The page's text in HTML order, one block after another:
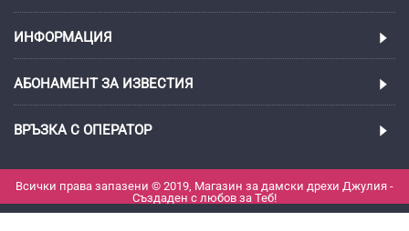
ИНФОРМАЦИЯ
АБОНАМЕНТ ЗА ИЗВЕСТИЯ
ВРЪЗКА С ОПЕРАТОР
Всички права запазени © 2019, Магазин за дамски дрехи Джулия -
Създаден с любов за Теб!